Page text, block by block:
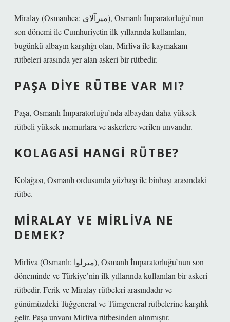
Miralay (Osmanlıca: ميرآلای), Osmanlı İmparatorluğu’nun
son dönemi ile Cumhuriyetin ilk yıllarında kullanılan,
bugünkü albayın karşılığı olan, Mirliva ile kaymakam
rütbeleri arasında yer alan askeri bir rütbedir.
PAŞA DIYE RÜTBE VAR MI?
Paşa, Osmanlı İmparatorluğu’nda albaydan daha yüksek
rütbeli yüksek memurlara ve askerlere verilen unvandır.
KOLAGASI HANGI RÜTBE?
Kolağası, Osmanlı ordusunda yüzbaşı ile binbaşı arasındaki
rütbe.
MIRALAY VE MIRLIVA NE
DEMEK?
Mirliva (Osmanlı: ميرلوا), Osmanlı İmparatorluğu’nun son
döneminde ve Türkiye’nin ilk yıllarında kullanılan bir askeri
rütbedir. Ferik ve Miralay rütbeleri arasındadır ve
günümüzdeki Tuğgeneral ve Tümgeneral rütbelerine karşılık
gelir. Paşa unvanı Mirliva rütbesinden alınmıştır.